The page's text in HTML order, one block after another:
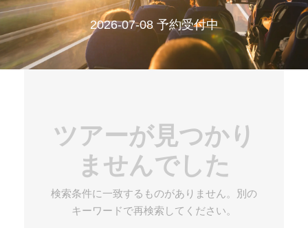
2026-07-08 予約受付中
ツアーが見つかり
ませんでした
検索条件に一致するものがありません。別の
キーワードで再検索してください。